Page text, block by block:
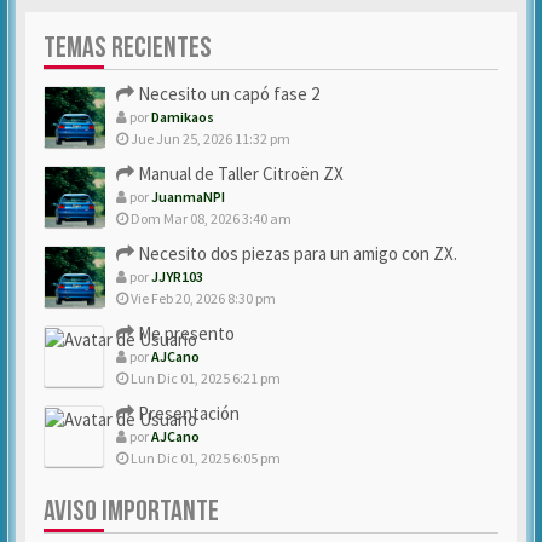
TEMAS RECIENTES
Necesito un capó fase 2
porDamikaos
Jue Jun 25, 2026 11:32 pm
Manual de Taller Citroën ZX
porJuanmaNPI
Dom Mar 08, 2026 3:40 am
Necesito dos piezas para un amigo con ZX.
porJJYR103
Vie Feb 20, 2026 8:30 pm
Me presento
porAJCano
Lun Dic 01, 2025 6:21 pm
Presentación
porAJCano
Lun Dic 01, 2025 6:05 pm
AVISO IMPORTANTE